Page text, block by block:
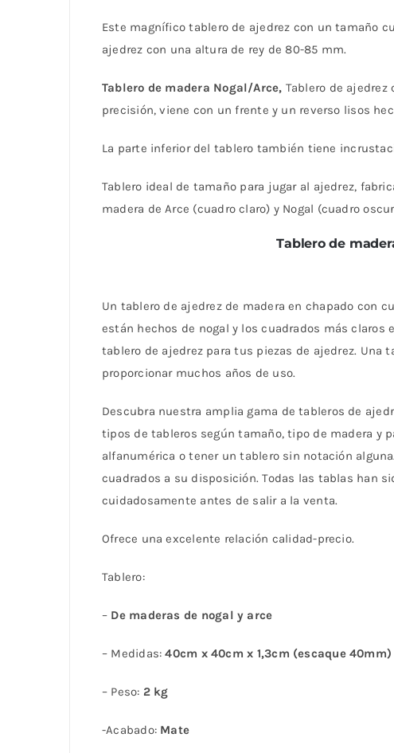
Este magnífico tablero de ajedrez con un tamaño
ajedrez con una altura de rey de 80-85 mm.
Tablero de madera Nogal/Arce, Tablero de
precisión, viene con un frente y un reverso lisos
La parte inferior del tablero también tiene
Tablero ideal de tamaño para jugar al ajedrez,
madera de Arce (cuadro claro) y Nogal (cuadro
Tablero de
Un tablero de ajedrez de madera en chapado con
están hechos de nogal y los cuadrados más
tablero de ajedrez para tus piezas de ajedrez.
proporcionar muchos años de uso.
Descubra nuestra amplia gama de tableros de
tipos de tableros según tamaño, tipo de madera y
alfanumérica o tener un tablero sin notación
cuadrados a su disposición. Todas las tablas han
cuidadosamente antes de salir a la venta.
Ofrece una excelente relación calidad-precio.
Tablero:
– De maderas de nogal y arce
– Medidas: 40cm x 40cm x 1,3cm (escaque 40mm)
– Peso: 2 kg
-Acabado: Mate